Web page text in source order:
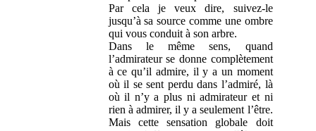
Par cela je veux dire, suivez-le
jusqu’à sa source comme une ombre
qui vous conduit à son arbre.
Dans le même sens, quand
l’admirateur se donne complètement
à ce qu’il admire, il y a un moment
où il se sent perdu dans l’admiré, là
où il n’y a plus ni admirateur et ni
rien à admirer, il y a seulement l’être.
Mais cette sensation globale doit